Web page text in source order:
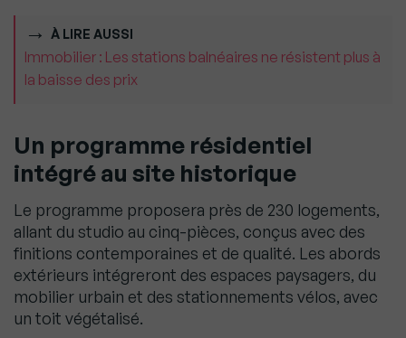
À LIRE AUSSI
Immobilier : Les stations balnéaires ne résistent plus à
la baisse des prix
Un programme résidentiel
intégré au site historique
Le programme proposera près de 230 logements,
allant du studio au cinq-pièces, conçus avec des
finitions contemporaines et de qualité. Les abords
extérieurs intégreront des espaces paysagers, du
mobilier urbain et des stationnements vélos, avec
un toit végétalisé.